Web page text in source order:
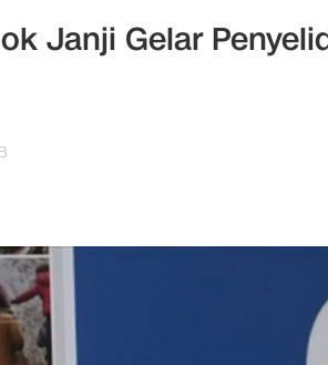
Janji Gelar